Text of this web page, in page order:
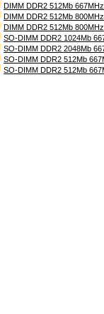
DIMM DDR2 512Mb
DIMM DDR2 512Mb
DIMM DDR2 512Mb
SO-DIMM DDR2 1024Mb
SO-DIMM DDR2 2048Mb
SO-DIMM DDR2 512Mb
SO-DIMM DDR2 512Mb